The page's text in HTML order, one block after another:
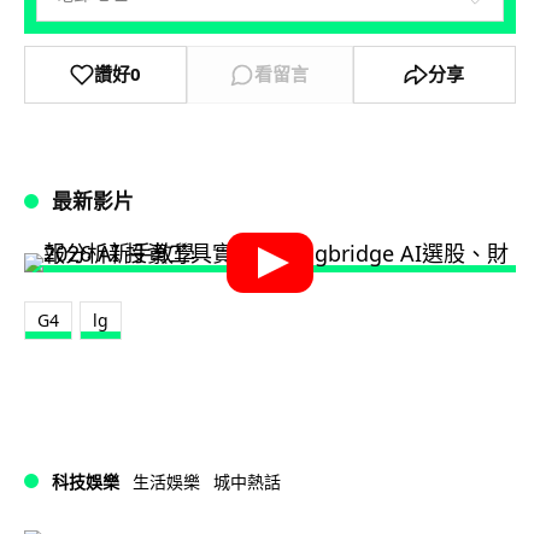
讚好0 看留言 分享
最新影片
G4 lg
科技娛樂 生活娛樂 城中熱話